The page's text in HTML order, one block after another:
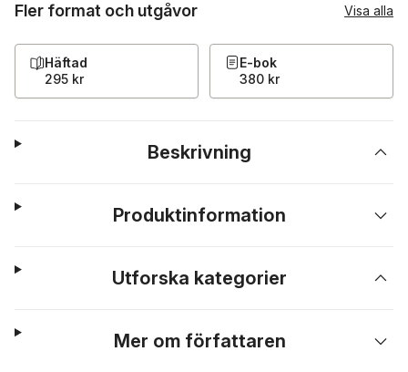
Fler format och utgåvor Visa alla
Häftad
295 kr
E-bok
380 kr
Beskrivning
Produktinformation
Utforska kategorier
Mer om författaren